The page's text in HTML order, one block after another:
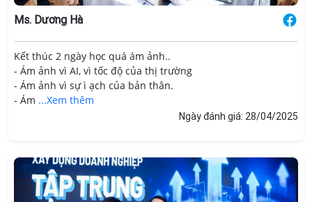
Ms. Dương Hà
Kết thúc 2 ngày học quá ám ảnh..
- Ám ảnh vì AI, vì tốc độ của thị trường
- Ám ảnh vì sự ì ạch của bản thân.
- Ám ...Xem thêm
Ngày đánh giá: 28/04/2025